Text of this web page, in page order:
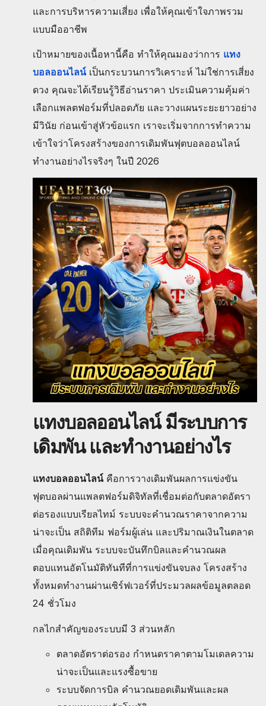
และการบริหารความเสี่ยง เพื่อให้คุณเข้าใจภาพรวม
แบบมืออาชีพ
เป้าหมายของเนื้อหานี้คือ ทำให้คุณมองว่าการ แทง
บอลออนไลน์เป็นกระบวนการวิเคราะห์ ไม่ใช่การเสี่ยง
ดวง คุณจะได้เรียนรู้วิธีอ่านราคา ประเมินความคุ้มค่า
เลือกแพลตฟอร์มที่ปลอดภัย และวางแผนระยะยาวอย่าง
มีวินัย ก่อนเข้าสู่หัวข้อแรก เราจะเริ่มจากการทำความ
เข้าใจว่าโครงสร้างของการเดิมพันฟุตบอลออนไลน์
ทำงานอย่างไรจริงๆ ในปี 2026
แทงบอลออนไลน์ มีระบบการ
เดิมพัน และทำงานอย่างไร
แทงบอลออนไลน์คือการวางเดิมพันผลการแข่งขัน
ฟุตบอลผ่านแพลตฟอร์มดิจิทัลที่เชื่อมต่อกับตลาดอัตรา
ต่อรองแบบเรียลไทม์ ระบบจะคำนวณราคาจากความ
น่าจะเป็น สถิติทีม ฟอร์มผู้เล่น และปริมาณเงินในตลาด
เมื่อคุณเดิมพัน ระบบจะบันทึกบิลและคำนวณผล
ตอบแทนอัตโนมัติทันทีที่การแข่งขันจบลง โครงสร้าง
ทั้งหมดทำงานผ่านเซิร์ฟเวอร์ที่ประมวลผลข้อมูลตลอด
24 ชั่วโมง
กลไกสำคัญของระบบมี 3 ส่วนหลัก
ตลาดอัตราต่อรอง กำหนดราคาตามโมเดลความ
น่าจะเป็นและแรงซื้อขาย
ระบบจัดการบิล คำนวณยอดเดิมพันและผล